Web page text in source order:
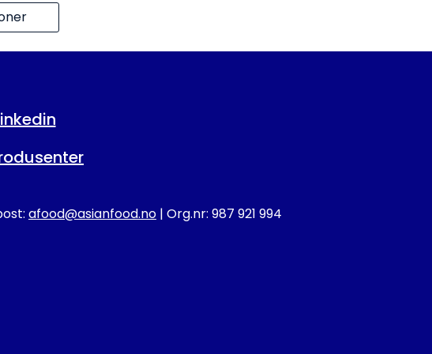
afood@asianfood.no | Org.nr: 987 921 994